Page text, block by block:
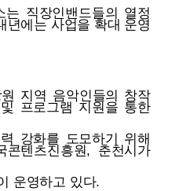
는 직장인밴드들의 열정
년에는 사업을 확대 운영
지역 음악인들의 창작
프로그램 지원을 통한
강화를 도모하기 위해
콘텐츠진흥원, 춘천시가
운영하고 있다.